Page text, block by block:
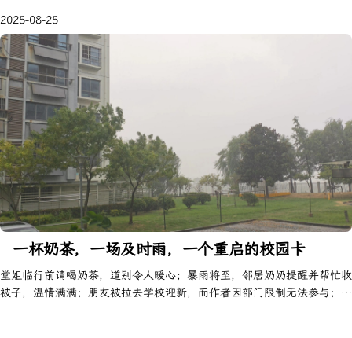
2025-08-25
一杯奶茶，一场及时雨，一个重启的校园卡
堂姐临行前请喝奶茶，道别令人暖心；暴雨将至，邻居奶奶提醒并帮忙收
被子，温情满满；朋友被拉去学校迎新，而作者因部门限制无法参与；宿